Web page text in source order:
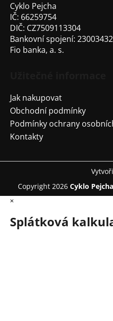
Cyklo Pejcha
IČ: 66259754
DIČ: CZ7509113304
Bankovní spojení:
Fio banka, a. s.
Jak nakupovat
Obchodní podmínky
Podmínky ochrany
Kontakty
Copyright 2026 Cyklo Pejcha
×
Splátková